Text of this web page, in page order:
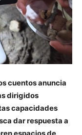
cuentos anuncia
dirigidos
capacidades
dar respuesta a